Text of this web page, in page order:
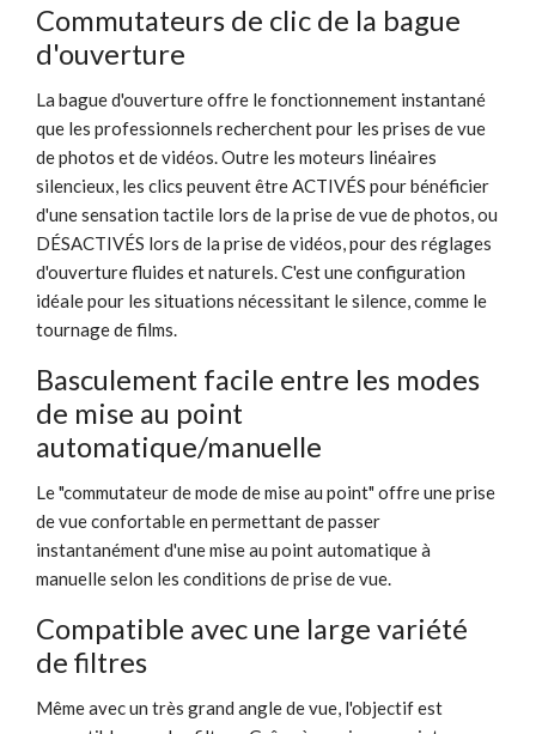
Commutateurs de clic de la bague
d'ouverture
La bague d'ouverture offre le fonctionnement instantané
que les professionnels recherchent pour les prises de vue
de photos et de vidéos. Outre les moteurs linéaires
silencieux, les clics peuvent être ACTIVÉS pour bénéficier
d'une sensation tactile lors de la prise de vue de photos, ou
DÉSACTIVÉS lors de la prise de vidéos, pour des réglages
d'ouverture fluides et naturels. C'est une configuration
idéale pour les situations nécessitant le silence, comme le
tournage de films.
Basculement facile entre les modes
de mise au point
automatique/manuelle
Le "commutateur de mode de mise au point" offre une prise
de vue confortable en permettant de passer
instantanément d'une mise au point automatique à
manuelle selon les conditions de prise de vue.
Compatible avec une large variété
de filtres
Même avec un très grand angle de vue, l'objectif est